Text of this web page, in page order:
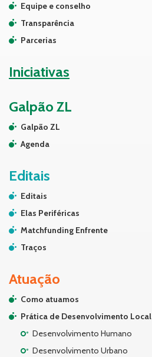
Equipe e conselho
Transparência
Parcerias
Iniciativas
Galpão ZL
Galpão ZL
Agenda
Editais
Editais
Elas Periféricas
Matchfunding Enfrente
Traços
Atuação
Como atuamos
Prática de Desenvolvimento Local
Desenvolvimento Humano
Desenvolvimento Urbano